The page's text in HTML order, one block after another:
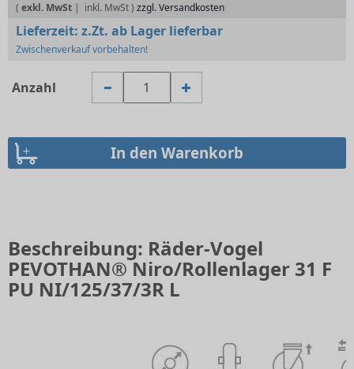
( exkl. MwSt | zzgl. Versandkosten
Lieferzeit: z.Zt. ab Lager lieferbar
Zwischenverkauf vorbehalten!
Anzahl
Beschreibung: Räder-Vogel
PEVOTHAN® Niro/Rollenlager 31 F
PU NI/125/37/3R L